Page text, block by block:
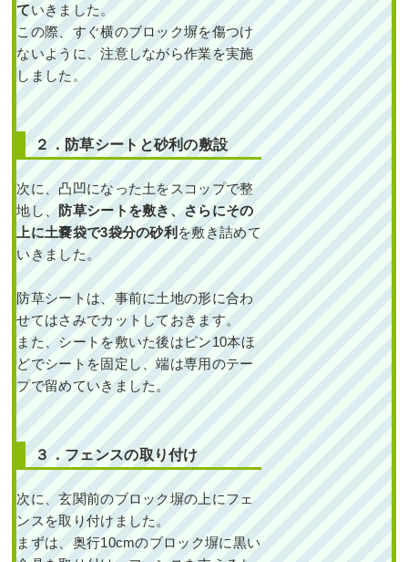
ていきました。
この際、すぐ横のブロック塀を傷つけ
ないように、注意しながら作業を実施
しました。
２．防草シートと砂利の敷設
次に、凸凹になった土をスコップで整
地し、 防草シートを敷き、さらにその
上に土嚢袋で3袋分の砂利 を敷き詰めて
いきました。
防草シートは、事前に土地の形に合わ
せてはさみでカットしておきます。
また、シートを敷いた後はピン10本ほ
どでシートを固定し、端は専用のテー
プで留めていきました。
３．フェンスの取り付け
次に、玄関前のブロック塀の上にフェ
ンスを取り付けました。
まずは、奥行10cmのブロック塀に黒い